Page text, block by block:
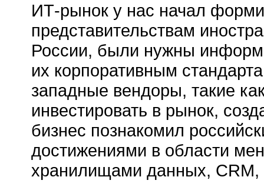
ИТ-рынок у нас начал
представительствам
России, были нужны
их корпоративным
западные вендоры, такие
инвестировать в рынок,
бизнес познакомил
достижениями в области
хранилищами данных, CRM,